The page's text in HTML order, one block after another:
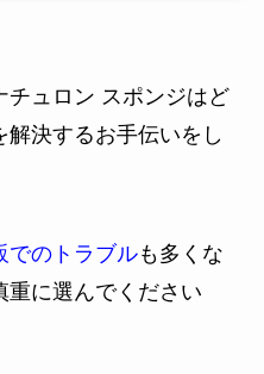
チュロン スポンジはど
決するお手伝いをし
でのトラブルも多くな
重に選んでください